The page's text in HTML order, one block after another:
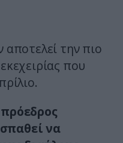
την πιο
που
να